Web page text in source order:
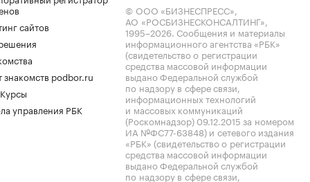
сайтов
знакомств podbor.ru
управления РБК
© ООО «БИЗНЕСПРЕСС»,
АО «РОСБИЗНЕСКОНСАЛТИНГ»,
1995–2026. Сообщения и материалы
информационного агентства «РБК»
(свидетельство о регистрации
средства массовой информации
выдано Федеральной службой
по надзору в сфере связи,
информационных технологий
и массовых коммуникаций
(Роскомнадзор) 09.12.2015 за номером
ИА №ФС77-63848) и сетевого издания
«РБК» (свидетельство о регистрации
средства массовой информации
выдано Федеральной службой
по надзору в сфере связи,